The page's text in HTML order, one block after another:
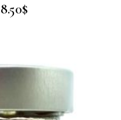
8.50$